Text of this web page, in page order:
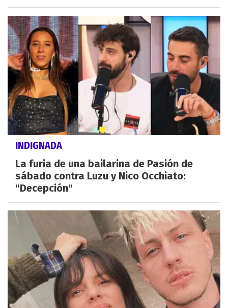
INDIGNADA
La furia de una bailarina de Pasión de
sábado contra Luzu y Nico Occhiato:
"Decepción"